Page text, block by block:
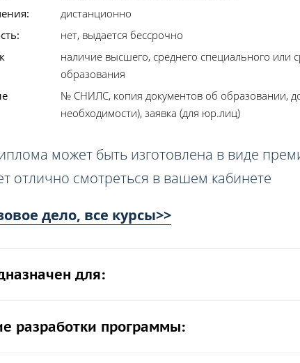
дистанционно
нет, выдается бессрочно
наличие высшего, среднего специального или
образования
№ СНИЛС, копия документов об образовании,
необходимости), заявка (для юр.лиц)
может быть изготовлена в виде
отлично смотреться в вашем кабинете
дело, все курсы>>
для:
разработки программы: